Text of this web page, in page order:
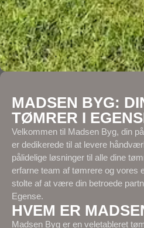
MADSEN BYG:
TØMRER I
Velkommen til Madsen Byg, din
er dedikerede til at levere
pålidelige løsninger til alle dine
erfarne team af tømrere og vores
stolte af at være din betroede
Egense.
HVEM ER
Madsen Byg er en veletableret